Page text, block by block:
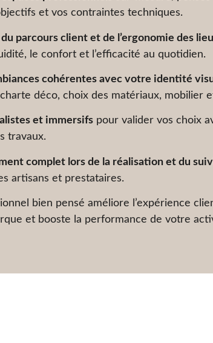
et vos contraintes techniques.
parcours client et de l’ergonomie des
le confort et l’efficacité au quotidien.
cohérentes avec votre identité
déco, choix des matériaux, mobilier
et immersifs pour valider vos choix
travaux.
complet lors de la réalisation et du
artisans et prestataires.
bien pensé améliore l’expérience
et booste la performance de votre